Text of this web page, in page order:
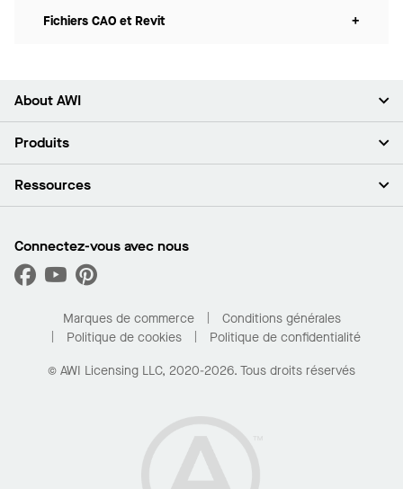
Fichiers CAO et Revit +
About AWI
À propos de nous
Espace presse
Quelles sont mes options d’achat?
Produits
Plafonds
Capacités sur mesure
Performance
Ressources
Trouver un distributeur
Trouver un distributeur
Pour la maison
Connectez-vous avec nous
Marques de commerce
Conditions générales
Politique de cookies
Politique de confidentialité
© AWI Licensing LLC, 2020-2026. Tous droits réservés